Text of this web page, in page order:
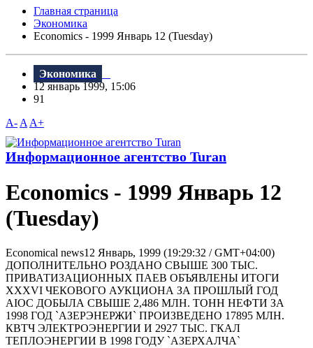
Главная страница
Экономика
Economics - 1999 Январь 12 (Tuesday)
Экономика
12 январь 1999, 15:06
91
A- A A+
Информационное агентство Turan
Economics - 1999 Январь 12
(Tuesday)
Economical news12 Январь, 1999 (19:29:32 / GMT+04:00)
ДОПОЛНИТЕЛЬНО РОЗДАНО СВЫШЕ 300 ТЫС.
ПРИВАТИЗАЦИОННЫХ ПАЕВ ОБЪЯВЛЕНЫ ИТОГИ
XXXVI ЧЕКОВОГО АУКЦИОНА ЗА ПРОШЛЫЙ ГОД
AIOC ДОБЫЛА СВЫШЕ 2,486 МЛН. ТОНН НЕФТИ ЗА
1998 ГОД `АЗЕРЭНЕРЖИ` ПРОИЗВЕДЕНО 17895 МЛН.
КВТЧ ЭЛЕКТРОЭНЕРГИИ И 2927 ТЫС. ГКАЛ
ТЕПЛОЭНЕРГИИ В 1998 ГОДУ `АЗЕРХАЛЧА`